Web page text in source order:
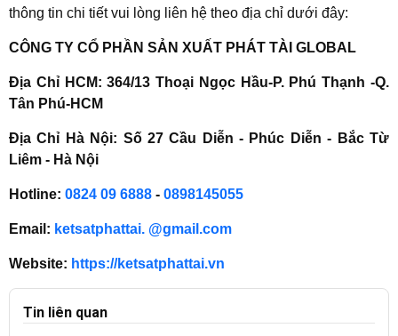
thông tin chi tiết vui lòng liên hệ theo địa chỉ dưới đây:
CÔNG TY CỔ PHẦN SẢN XUẤT PHÁT TÀI GLOBAL
Địa Chỉ HCM: 364/13 Thoại Ngọc Hầu-P. Phú Thạnh -Q.
Tân Phú-HCM
Địa Chỉ Hà Nội: Số 27 Cầu Diễn - Phúc Diễn - Bắc Từ
Liêm - Hà Nội
Hotline: 0824 09 6888 - 0898145055
Email: ketsatphattai. @gmail.com
Website: https://ketsatphattai.vn
Tin liên quan